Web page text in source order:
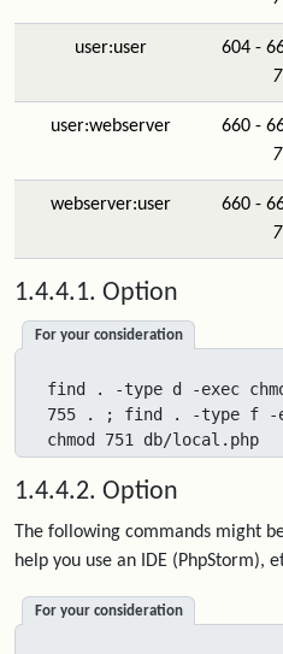
user:user 604 -
user:webserver 660 -
webserver:user 660 -
1.4.4.1. Option
For your consideration
find . -type d -exec
755 . ; find . -type f -
chmod 751 db/local.php
1.4.4.2. Option
The following commands might
help you use an IDE (PhpStorm),
For your consideration